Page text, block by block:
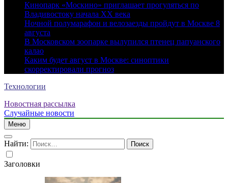
Кинопарк «Москино» приглашает прогуляться по
Владивостоку начала XX века
Ночной полумарафон и велозаезды пройдут в Москве 8
августа
В Московском зоопарке вылупился птенец папуанского
калао
Каким будет август в Москве: синоптики
скорректировали прогноз
Технологии
Новостная рассылка
Случайные новости
Меню
Найти:
Заголовки